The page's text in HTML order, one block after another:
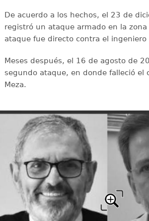
De acuerdo a los hechos, el 23 de
registró un ataque armado en la zona
ataque fue directo contra el ingeniero
Meses después, el 16 de agosto de
segundo ataque, en donde falleció el
Meza.